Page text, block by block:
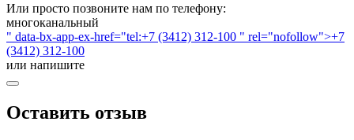
Или просто позвоните нам по телефону:
многоканальный
" data-bx-app-ex-href="tel:+7 (3412) 312-100 " rel="nofollow">+7
(3412) 312-100
или напишите
Оставить отзыв